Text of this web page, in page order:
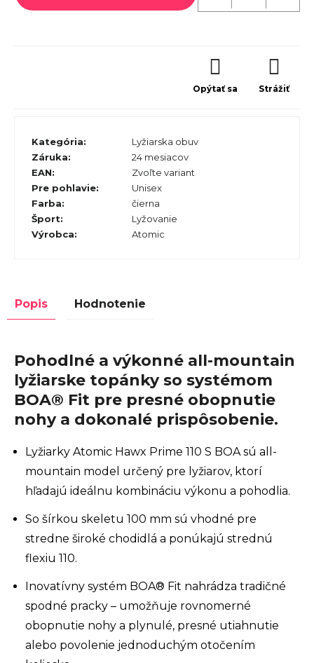
Kategória:
Lyžiarska obuv
Záruka:
24 mesiacov
EAN:
Zvoľte variant
Pre pohlavie:
Unisex
Farba:
čierna
Šport:
Lyžovanie
Výrobca: Atomic
Opýtať sa Strážiť
Popis Hodnotenie
Pohodlné a výkonné all-mountain
lyžiarske topánky so systémom
BOA® Fit pre presné obopnutie
nohy a dokonalé prispôsobenie.
Lyžiarky Atomic Hawx Prime 110 S BOA sú all-
mountain model určený pre lyžiarov, ktorí
hľadajú ideálnu kombináciu výkonu a pohodlia.
So šírkou skeletu 100 mm sú vhodné pre
stredne široké chodidlá a ponúkajú strednú
flexiu 110.
Inovatívny systém BOA® Fit nahrádza tradičné
spodné pracky – umožňuje rovnomerné
obopnutie nohy a plynulé, presné utiahnutie
alebo povolenie jednoduchým otočením